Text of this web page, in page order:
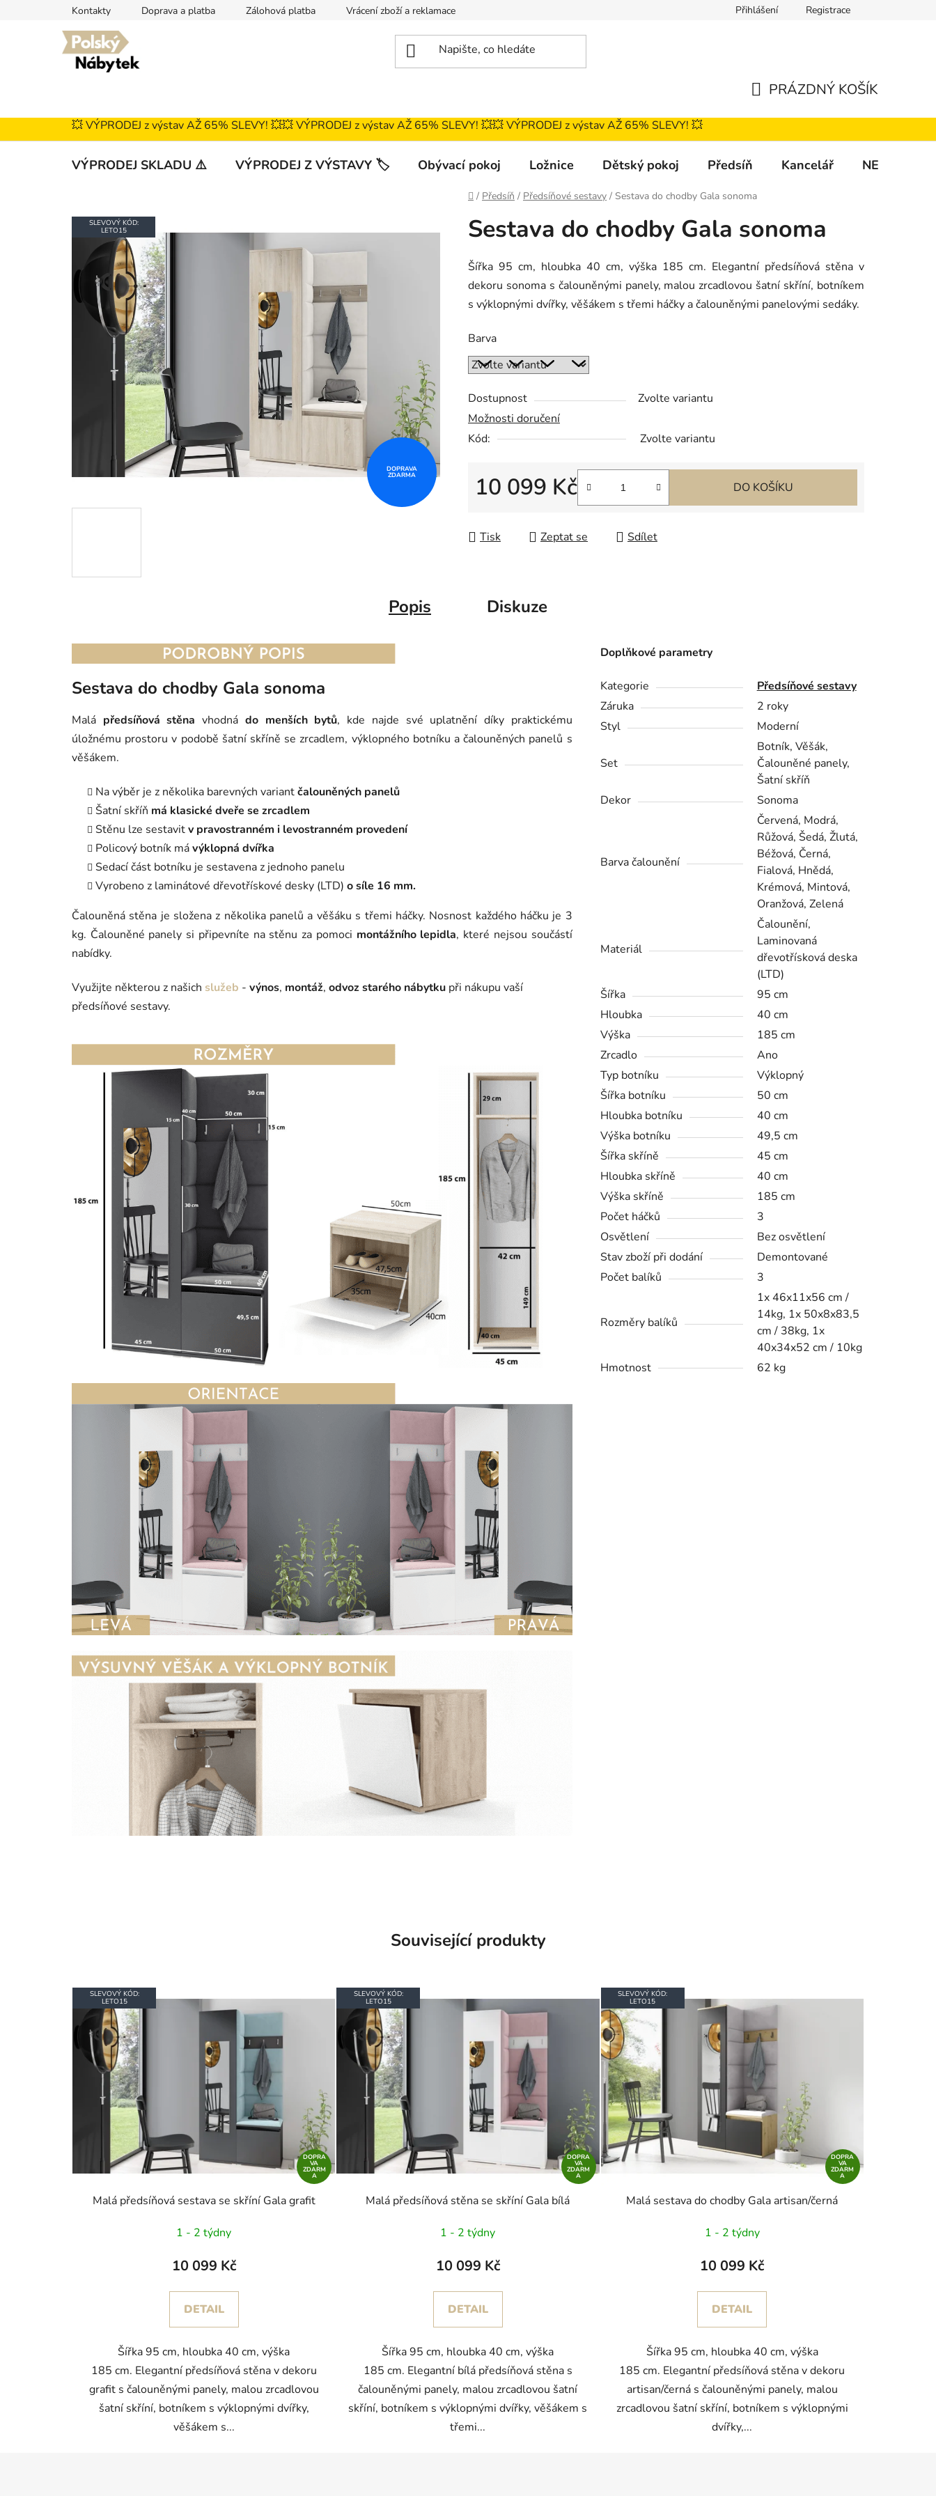
Kontakty Doprava a platba Zálohová platba Vrácení zboží a reklamace Podmínky ochrany osobních údajů Katalog čalounění
Přihlášení Registrace
KOŠÍK
PRÁZDNÝ KOŠÍK
💥 VÝPRODEJ z výstav AŽ 65% SLEVY! 💥ㅤㅤㅤ💥 VÝPRODEJ z výstav AŽ 65% SLEVY! 💥ㅤㅤㅤ💥 VÝPRODEJ z výstav AŽ 65% SLEVY! 💥
VÝPRODEJ SKLADU ⚠️ VÝPRODEJ Z VÝSTAVY 🏷️ Obývací pokoj Ložnice Dětský pokoj Předsíň Kancelář
Domů
/ Předsíň / Předsíňové sestavy / Sestava do chodby Gala sonoma
Sestava do chodby Gala sonoma
Šířka 95 cm, hloubka 40 cm, výška 185 cm. Elegantní předsíňová stěna v
dekoru sonoma s čalouněnými panely, malou zrcadlovou šatní skříní, botníkem
s výklopnými dvířky, věšákem s třemi háčky a čalouněnými panelovými sedáky.
Barva
Dostupnost
Zvolte variantu
Možnosti doručení
Kód:
Zvolte variantu
10 099 Kč DO KOŠÍKU
Tisk Zeptat se Sdílet
SLEVOVÝ KÓD:
LETO15
DOPRAVA
ZDARMA
Popis Diskuze
Sestava do chodby Gala sonoma
Malá předsíňová stěna vhodná do menších bytů, kde najde své uplatnění díky praktickému
úložnému prostoru v podobě šatní skříně se zrcadlem, výklopného botníku a čalouněných panelů s
věšákem.
Na výběr je z několika barevných variantčalouněných panelů
Šatní skříň má klasické dveře se zrcadlem
Stěnu lze sestavitv pravostranném i levostranném provedení
Policový botník mávýklopná dvířka
Sedací část botníku je sestavena z jednoho panelu
Vyrobeno z laminátové dřevotřískové desky (LTD) o síle 16 mm.
Čalouněná stěna je složena z několika panelů a věšáku s třemi háčky. Nosnost každého háčku je 3
kg. Čalouněné panely si připevníte na stěnu za pomoci montážního lepidla, které nejsou součástí
nabídky.
Využijte některou z našich služeb - výnos, montáž, odvoz starého nábytku při nákupu vaší
předsíňové sestavy.
Doplňkové parametry
Kategorie
Předsíňové sestavy
Záruka
2 roky
Styl
Moderní
Set
Botník, Věšák,
Čalouněné panely,
Šatní skříň
Dekor
Sonoma
Barva čalounění
Červená, Modrá,
Růžová, Šedá, Žlutá,
Béžová, Černá,
Fialová, Hnědá,
Krémová, Mintová,
Oranžová, Zelená
Materiál
Čalounění,
Laminovaná
dřevotřísková deska
(LTD)
Šířka
95 cm
Hloubka
40 cm
Výška
185 cm
Zrcadlo
Ano
Typ botníku
Výklopný
Šířka botníku
50 cm
Hloubka botníku
40 cm
Výška botníku
49,5 cm
Šířka skříně
45 cm
Hloubka skříně
40 cm
Výška skříně
185 cm
Počet háčků
3
Osvětlení
Bez osvětlení
Stav zboží při dodání
Demontované
Počet balíků
3
Rozměry balíků
1x 46x11x56 cm /
14kg, 1x 50x8x83,5
cm / 38kg, 1x
40x34x52 cm / 10kg
Hmotnost
62 kg
Související produkty
SLEVOVÝ KÓD:
LETO15
DOPRA
VA
ZDARM
A
Malá předsíňová sestava se skříní Gala grafit
1 - 2 týdny
10 099 Kč
DETAIL
Šířka 95 cm, hloubka 40 cm, výška
185 cm. Elegantní předsíňová stěna v dekoru
grafit s čalouněnými panely, malou zrcadlovou
šatní skříní, botníkem s výklopnými dvířky,
věšákem s...
SLEVOVÝ KÓD:
LETO15
DOPRA
VA
ZDARM
A
Malá předsíňová stěna se skříní Gala bílá
1 - 2 týdny
10 099 Kč
DETAIL
Šířka 95 cm, hloubka 40 cm, výška
185 cm. Elegantní bílá předsíňová stěna s
čalouněnými panely, malou zrcadlovou šatní
skříní, botníkem s výklopnými dvířky, věšákem s
třemi...
SLEVOVÝ KÓD:
LETO15
DOPRA
VA
ZDARM
A
Malá sestava do chodby Gala artisan/černá
1 - 2 týdny
10 099 Kč
DETAIL
Šířka 95 cm, hloubka 40 cm, výška
185 cm. Elegantní předsíňová stěna v dekoru
artisan/černá s čalouněnými panely, malou
zrcadlovou šatní skříní, botníkem s výklopnými
dvířky,...